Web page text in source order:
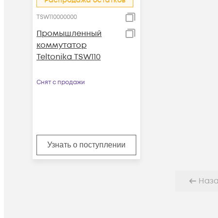
TSW110000000
Промышленный
коммутатор
Teltonika TSW110
Снят с продажи
Узнать о поступлении